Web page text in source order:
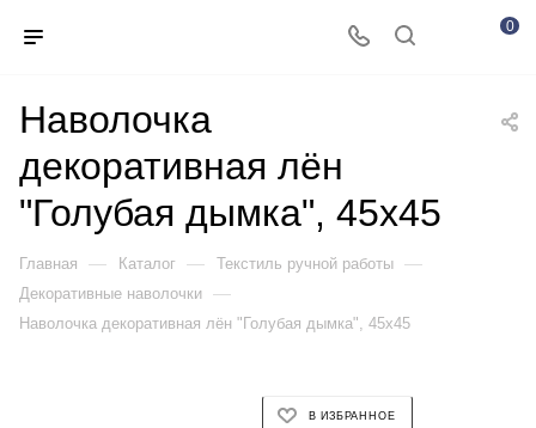
0
Наволочка
декоративная лён
"Голубая дымка", 45х45
Главная — Каталог — Текстиль ручной работы —
Декоративные наволочки —
Наволочка декоративная лён "Голубая дымка", 45х45
В ИЗБРАННОЕ